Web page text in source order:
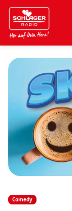
Comedy